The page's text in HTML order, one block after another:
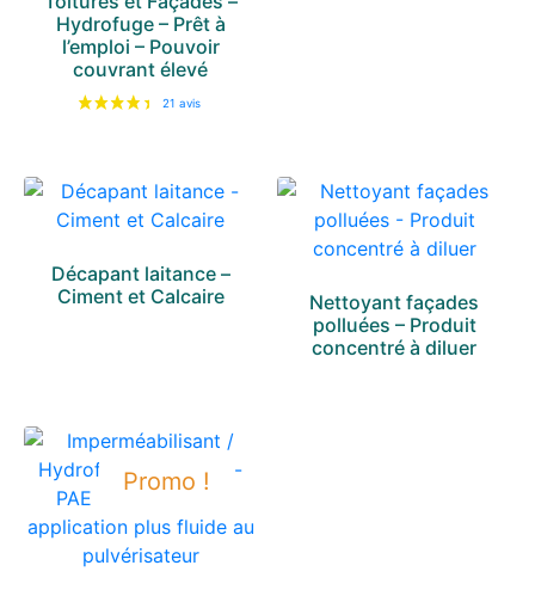
Hydrofuge – Prêt à
l’emploi – Pouvoir
couvrant élevé
Décapant laitance –
Ciment et Calcaire
Nettoyant façades
polluées – Produit
concentré à diluer
Promo !